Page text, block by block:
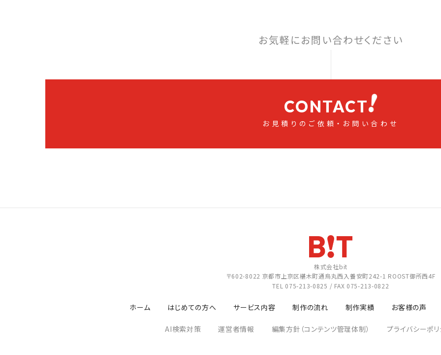
お気軽にお問い合わせください
CONTACT
お見積りのご依頼・お問い合わせ
株式会社bit
〒602-8022 京都市上京区椹木町通烏丸西入養安町242-1 ROOST御所西4F
TEL 075-213-0825 / FAX 075-213-0822
ホーム はじめての方へ サービス内容 制作の流れ 制作実績 お客様の声
AI検索対策 運営者情報 編集方針（コンテンツ管理体制） プライバシーポ